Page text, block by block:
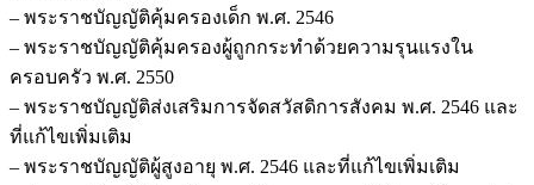
– พระราชบัญญัติคุ้มครองเด็ก พ.ศ. 2546
– พระราชบัญญัติคุ้มครองผู้ถูกกระทำด้วยความรุนแรงใน
ครอบครัว พ.ศ. 2550
– พระราชบัญญัติส่งเสริมการจัดสวัสดิการสังคม พ.ศ. 2546 และ
ที่แก้ไขเพิ่มเติม
– พระราชบัญญัติผู้สูงอายุ พ.ศ. 2546 และที่แก้ไขเพิ่มเติม